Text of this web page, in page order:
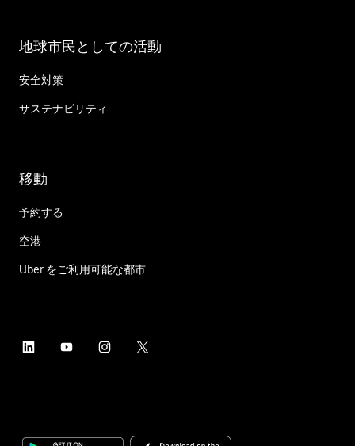
地球市民としての活動
安全対策
サステナビリティ
移動
予約する
空港
Uber をご利用可能な都市